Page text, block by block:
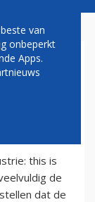
CALL!
this is
de
dat de
van
onbeperkt
Apps.